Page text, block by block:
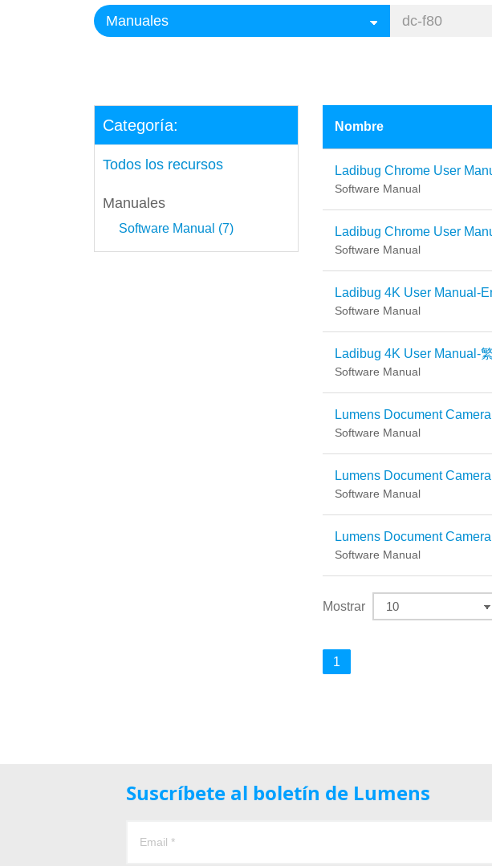
Categoría:
Todos los recursos
Manuales
Software Manual (7)
Nombre
Ladibug Chrome User
Software Manual
Ladibug Chrome User
Software Manual
Ladibug 4K User Manual-
Software Manual
Ladibug 4K User Manual-
Software Manual
Lumens Document
Software Manual
Lumens Document
Software Manual
Lumens Document
Software Manual
Mostrar
1
Suscríbete al boletín de Lumens